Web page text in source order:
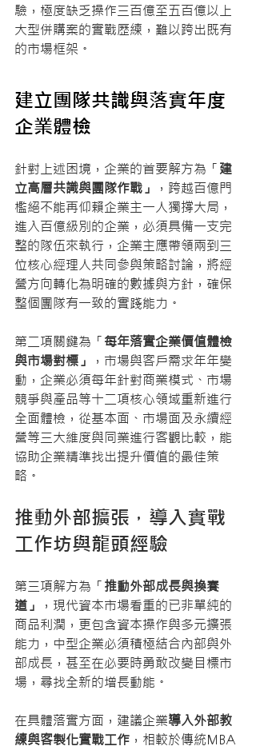
驗，極度缺乏操作三百億至五百億以上
大型併購案的實戰歷練，難以跨出既有
的市場框架。
建立團隊共識與落實年度
企業體檢
針對上述困境，企業的首要解方為「建
立高層共識與團隊作戰」
，跨越百億門
檻絕不能再仰賴企業主一人獨撐大局，
進入百億級別的企業，必須具備一支完
整的隊伍來執行，企業主應帶領兩到三
位核心經理人共同參與策略討論，將經
營方向轉化為明確的數據與方針，確保
整個團隊有一致的實踐能力。
第二項關鍵為「每年落實企業價值體檢
與市場對標」
，市場與客戶需求年年變
動，企業必須每年針對商業模式、市場
競爭與產品等十二項核心領域重新進行
全面體檢，從基本面、市場面及永續經
營等三大維度與同業進行客觀比較，能
協助企業精準找出提升價值的最佳策
略。
推動外部擴張，導入實戰
工作坊與龍頭經驗
第三項解方為「推動外部成長與換賽
道」
，現代資本市場看重的已非單純的
商品利潤，更包含資本操作與多元擴張
能力，中型企業必須積極結合內部與外
部成長，甚至在必要時勇敢改變目標市
場，尋找全新的增長動能。
在具體落實方面，建議企業導入外部教
練與客製化實戰工作 ，相較於傳統MBA